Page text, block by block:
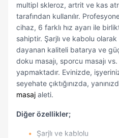
multipl skleroz, artrit ve kas
tarafından kullanılır.
cihaz, 6 farklı hız ayarı ile
sahiptir. Şarjlı ve kabolu
dayanan kaliteli batarya ve
doku masajı, sporcu masajı
yapmaktadır. Evinizde,
seyehate çıktığınızda,
masaj aleti.
Diğer özellikler;
Şarjlı ve kablolu